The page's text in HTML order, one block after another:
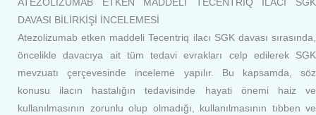
ATEZOLİZUMAB ETKEN MADDELİ TECENTRİQ İLACI SGK
DAVASI BİLİRKİŞİ İNCELEMESİ
Atezolizumab etken maddeli Tecentriq ilacı SGK davası sırasında,
öncelikle davacıya ait tüm tedavi evrakları celp edilerek SGK
mevzuatı çerçevesinde inceleme yapılır. Bu kapsamda, söz
konusu ilacın hastalığın tedavisinde hayati önemi haiz ve
kullanılmasının zorunlu olup olmadığı, kullanılmasının tıbben ve